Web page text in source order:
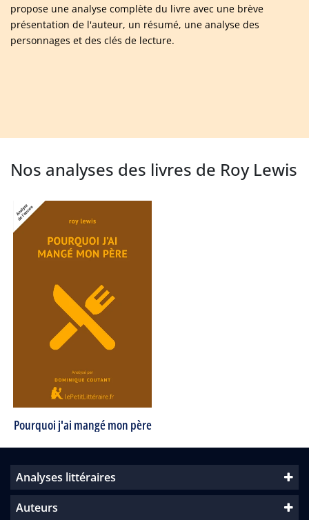
propose une analyse complète du livre avec une brève
présentation de l'auteur, un résumé, une analyse des
personnages et des clés de lecture.
Nos analyses des livres de Roy Lewis
Pourquoi j'ai mangé mon père
Analyses littéraires
Auteurs